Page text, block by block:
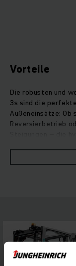
Vorteile
Die robusten und
3s sind die
Außeneinsätze: Ob
Reversierbetrieb
Umschlagleistung.
Einsätzen mit
Panoramadach für
mit fünf wählbaren
leicht
hocheffizientes